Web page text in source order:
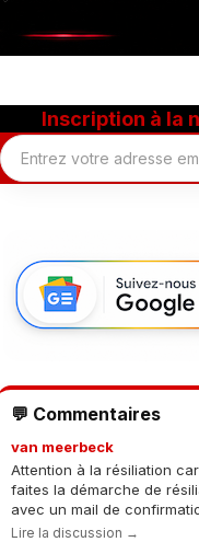
Inscription à la
💬 Commentaires
van meerbeck
Attention à la résiliation
faites la démarche de
avec un mail de
Lire la discussion →